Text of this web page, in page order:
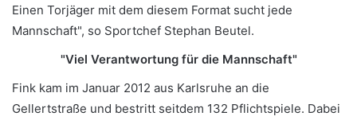
Einen Torjäger mit dem diesem Format sucht jede
Mannschaft", so Sportchef Stephan Beutel.
"Viel Verantwortung für die Mannschaft"
Fink kam im Januar 2012 aus Karlsruhe an die
Gellertstraße und bestritt seitdem 132 Pflichtspiele. Dabei